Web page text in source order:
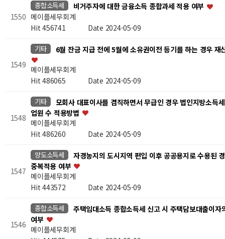
1550
종합소득세
비거주자에 대한 금융소득 종합과세 적용 여부
메이플세무회계
Hit 456741 Date 2024-05-09
1549
기타 6월 잔금 지급 전에 5월에 소유권이전 등기를 하는 경우 재
메이플세무회계
Hit 486065 Date 2024-05-09
1548
기타
모회사 대표이사를 겸직하면서 무급인 경우 법인지방소득
업원 수 적용방법
메이플세무회계
Hit 486260 Date 2024-05-09
1547
양도소득세
자경농지의 도시지역 편입 이후 공공용지로 수용된
중복적용 여부
메이플세무회계
Hit 443572 Date 2024-05-09
1546
종합소득세
주택임대소득 종합소득세 신고 시 주택담보대출이자
여부
메이플세무회계